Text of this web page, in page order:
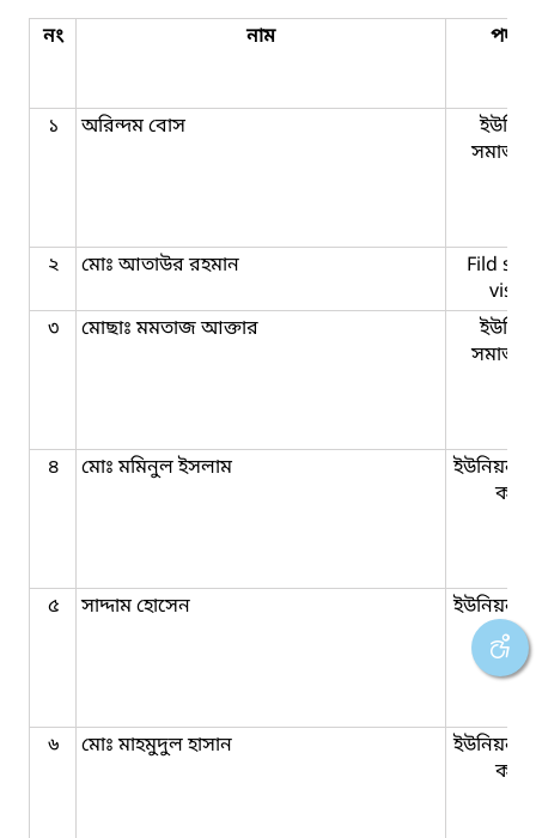
নং নাম পদবি
১ অরিন্দম বোস
২ মোঃ আতাউর রহমান
Fild
viser
৩
মোছাঃ মমতাজ আক্তার
৪ মোঃ মমিনুল ইসলাম
ইউনিয়ন
কর্মী
৫ সাদ্দাম হোসেন
ইউনিয়ন
কর্মী
৬ মোঃ মাহমুদুল হাসান
ইউনিয়ন
কর্মী